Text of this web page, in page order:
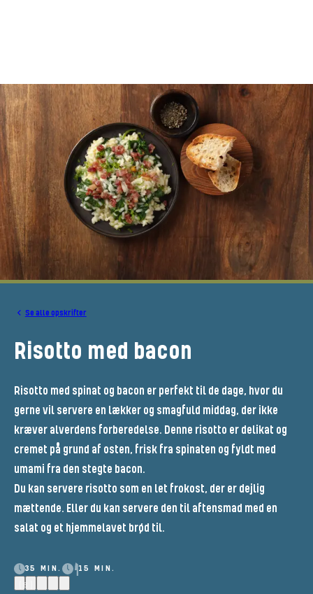
Se alle opskrifter
Risotto med bacon
Risotto med spinat og bacon er perfekt til de dage, hvor du
gerne vil servere en lækker og smagfuld middag, der ikke
kræver alverdens forberedelse. Denne risotto er delikat og
cremet på grund af osten, frisk fra spinaten og fyldt med
umami fra den stegte bacon.
Du kan servere risotto som en let frokost, der er dejlig
mættende. Eller du kan servere den til aftensmad med en
salat og et hjemmelavet brød til.
35 MIN.
15 MIN.
(8)